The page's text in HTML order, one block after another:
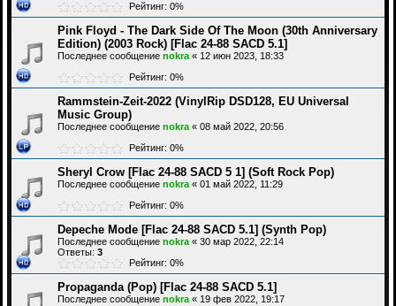
Рейтинг: 0%
Pink Floyd - The Dark Side Of The Moon (30th Anniversary
Edition) (2003 Rock) [Flac 24-88 SACD 5.1]
Последнее сообщение nokra « 12 июн 2023, 18:33
Рейтинг: 0%
Rammstein-Zeit-2022 (VinylRip DSD128, EU Universal
Music Group)
Последнее сообщение nokra « 08 май 2022, 20:56
Рейтинг: 0%
Sheryl Crow [Flac 24-88 SACD 5 1] (Soft Rock Pop)
Последнее сообщение nokra « 01 май 2022, 11:29
Рейтинг: 0%
Depeche Mode [Flac 24-88 SACD 5.1] (Synth Pop)
Последнее сообщение nokra « 30 мар 2022, 22:14
Ответы: 3
Рейтинг: 0%
Propaganda (Pop) [Flac 24-88 SACD 5.1]
Последнее сообщение nokra « 19 фев 2022, 19:17